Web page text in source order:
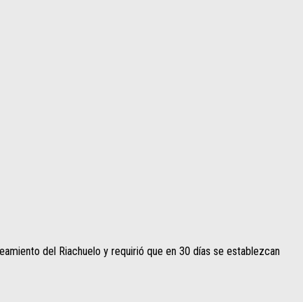
del Riachuelo y requirió que en 30 días se establezcan